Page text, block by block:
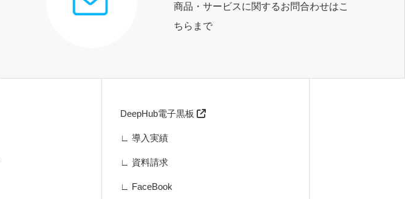
商品・サービスに関するお問合わせはこ
ちらまで
DeepHub電子黒板
∟ 導入実績
∟ 資料請求
∟ FaceBook